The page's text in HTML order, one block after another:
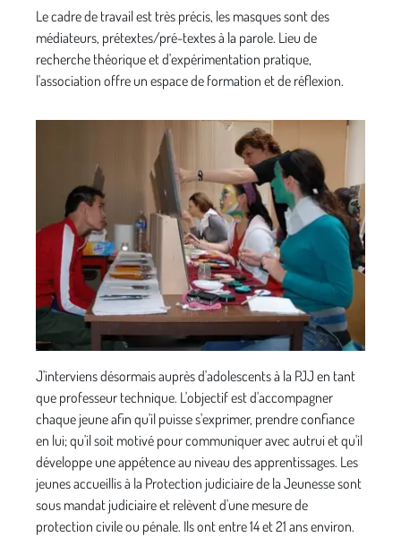
Le cadre de travail est très précis, les masques sont des
médiateurs, prétextes/pré-textes à la parole. Lieu de
recherche théorique et d'expérimentation pratique,
l'association offre un espace de formation et de réflexion.
J'interviens désormais auprès d'adolescents à la PJJ en tant
que professeur technique. L'objectif est d'accompagner
chaque jeune afin qu'il puisse s'exprimer, prendre confiance
en lui; qu'il soit motivé pour communi­quer avec autrui et qu'il
développe une appétence au niveau des apprentissages. Les
jeunes accueillis à la Pro­tection judiciaire de la Jeunesse sont
sous mandat judi­ciaire et relèvent d'une mesure de
protection civile ou pénale. Ils ont entre 14 et 21 ans environ.